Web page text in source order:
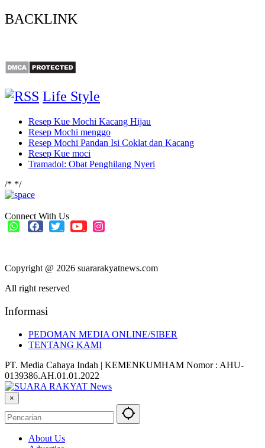
BACKLINK
Life Style
Resep Kue Mochi Kacang Hijau
Resep Mochi menggo
Resep Mochi Pandan Isi Coklat dan Kacang
Resep Kue moci
Tramadol: Obat Penghilang Nyeri
/* */
Connect With Us
Copyright @ 2026 suararakyatnews.com
All right reserved
Informasi
PEDOMAN MEDIA ONLINE/SIBER
TENTANG KAMI
PT. Media Cahaya Indah | KEMENKUMHAM Nomor : AHU-
0139386.AH.01.01.2022
×
About Us